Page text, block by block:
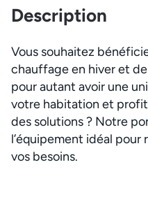
Description
Vous souhaitez
chauffage en hiver et
pour autant avoir une
votre habitation et
des solutions ? Notre
l’équipement idéal pour
vos besoins.